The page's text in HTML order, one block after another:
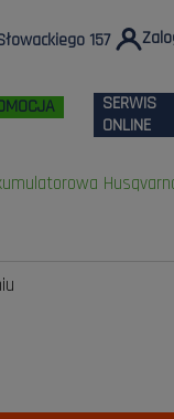
157
SERWIS
ONLINE